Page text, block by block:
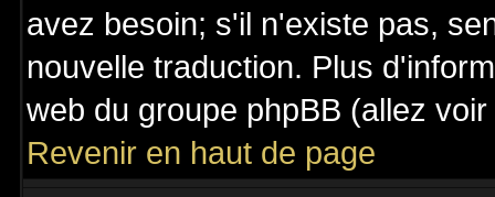
avez besoin; s'il n'existe pas,
nouvelle traduction. Plus
web du groupe phpBB (allez
Revenir en haut de page